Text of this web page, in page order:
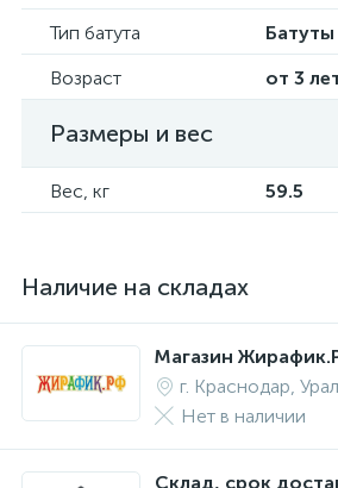
Тип батута
Возраст
от 3
Размеры и вес
Вес, кг 59.5
Наличие на складах
Магазин
г. Краснодар,
Нет в наличии
Склад, срок